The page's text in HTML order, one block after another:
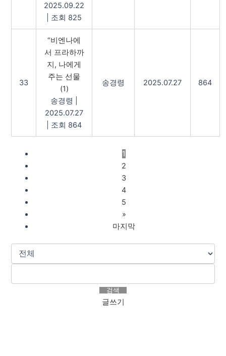
2025.09.22
조회 825
33
“비엔나에
서 프라하까
지, 나에게
주는 선물
(1)
송경령
2025.07.27
조회 864
송경령 2025.07.27 864
1
2
3
4
5
»
마지막
검색
글쓰기